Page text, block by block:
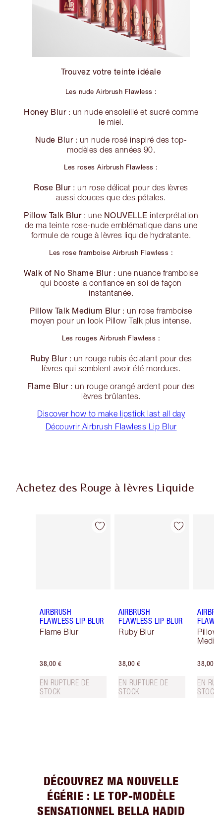
Trouvez votre teinte idéale
Les nude Airbrush Flawless :
Honey Blur: un nude ensoleillé et sucré comme
le miel.
Nude Blur: un nude rosé inspiré des top-
modèles des années 90.
Les roses Airbrush Flawless :
Rose Blur: un rose délicat pour des lèvres
aussi douces que des pétales.
Pillow Talk Blur: une NOUVELLE interprétation
de ma teinte rose-nude emblématique dans une
formule de rouge à lèvres liquide hydratante.
Les rose framboise Airbrush Flawless :
Walk of No Shame Blur: une nuance framboise
qui booste la confiance en soi de façon
instantanée.
Pillow Talk Medium Blur: un rose framboise
moyen pour un look Pillow Talk plus intense.
Les rouges Airbrush Flawless :
Ruby Blur: un rouge rubis éclatant pour des
lèvres qui semblent avoir été mordues.
Flame Blur: un rouge orangé ardent pour des
lèvres brûlantes.
Discover how to make lipstick last all day
Découvrir Airbrush Flawless Lip Blur
Achetez des Rouge à lèvres Liquide
Article 1 sur 9
AIRBRUSH
FLAWLESS LIP BLUR
Flame Blur
38,00 €
EN RUPTURE DE
STOCK
Article 2 sur 9
AIRBRUSH
FLAWLESS LIP BLUR
Ruby Blur
38,00 €
EN RUPTURE DE
STOCK
Pillow
38,00 €
EN
STOCK
DÉCOUVREZ MA NOUVELLE
ÉGÉRIE : LE TOP-MODÈLE
SENSATIONNEL BELLA HADID